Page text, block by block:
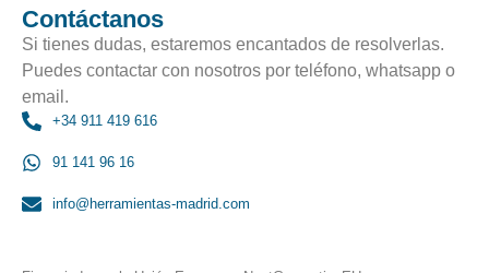
Contáctanos
Si tienes dudas, estaremos encantados de resolverlas.
Puedes contactar con nosotros por teléfono, whatsapp o
email.
+34 911 419 616
91 141 96 16
info@herramientas-madrid.com